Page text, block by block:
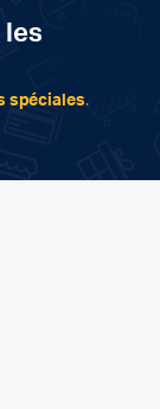
les
spéciales.